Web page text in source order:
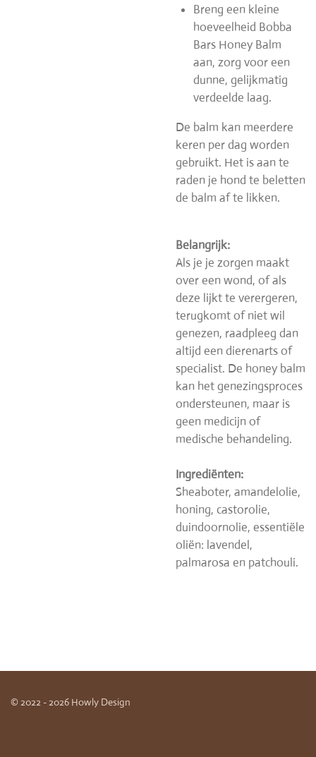
Breng een kleine
hoeveelheid Bobba
Bars Honey Balm
aan, zorg voor een
dunne, gelijkmatig
verdeelde laag.
De balm kan meerdere
keren per dag worden
gebruikt. Het is aan te
raden je hond te beletten
de balm af te likken.
Belangrijk:
Als je je zorgen maakt
over een wond, of als
deze lijkt te verergeren,
terugkomt of niet wil
genezen, raadpleeg dan
altijd een dierenarts of
specialist. De honey balm
kan het genezingsproces
ondersteunen, maar is
geen medicijn of
medische behandeling.
Ingrediënten:
Sheaboter, amandelolie,
honing, castorolie,
duindoornolie, essentiële
oliën: lavendel,
palmarosa en patchouli.
© 2022 - 2026 Howly Design